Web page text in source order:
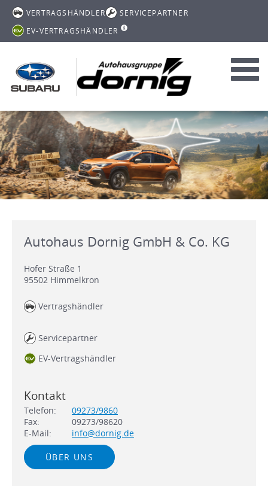
VERTRAGSHÄNDLER
SERVICEPARTNER
EV-VERTRAGSHÄNDLER
Autohaus Dornig GmbH & Co. KG
Hofer Straße 1
95502 Himmelkron
Vertragshändler
Servicepartner
EV-Vertragshändler
Kontakt
Telefon:
09273/9860
Fax:
09273/98620
E-Mail:
info@dornig.de
ÜBER UNS